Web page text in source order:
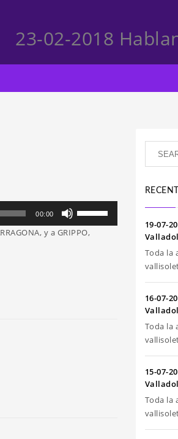
23-02-2018
00:00
teclas
y a GRIPPO,
19-07-
Toda la
16-07-
Toda la
15-07-
Toda la